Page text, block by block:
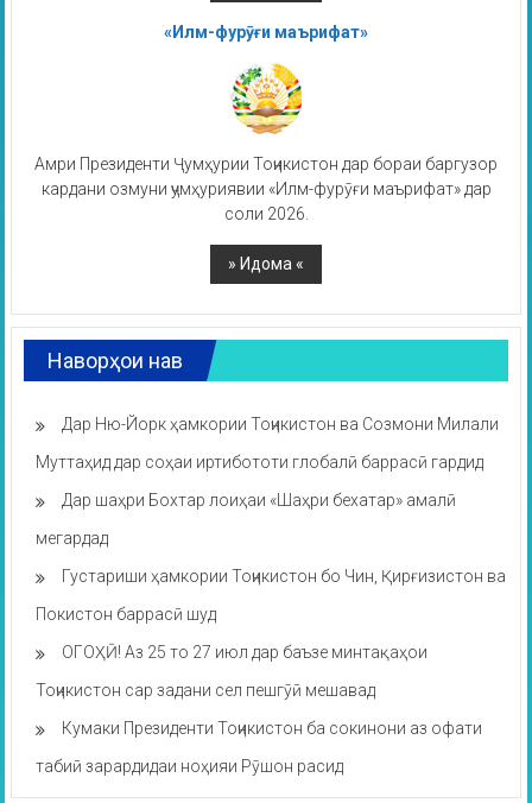
«Илм-фурӯғи маърифат»
Амри Президенти Ҷумҳурии Тоҷикистон дар бораи баргузор
кардани озмуни ҷумҳуриявии «Илм-фурӯғи маърифат» дар
соли 2026.
Наворҳои нав
Дар Ню-Йорк ҳамкории Тоҷикистон ва Созмони Милали
Муттаҳид дар соҳаи иртибототи глобалӣ баррасӣ гардид
Дар шаҳри Бохтар лоиҳаи «Шаҳри бехатар» амалӣ
мегардад
Густариши ҳамкории Тоҷикистон бо Чин, Қирғизистон ва
Покистон баррасӣ шуд
ОГОҲӢ! Аз 25 то 27 июл дар баъзе минтақаҳои
Тоҷикистон сар задани сел пешгӯӣ мешавад
Кумаки Президенти Тоҷикистон ба сокинони аз офати
табиӣ зарардидаи ноҳияи Рӯшон расид